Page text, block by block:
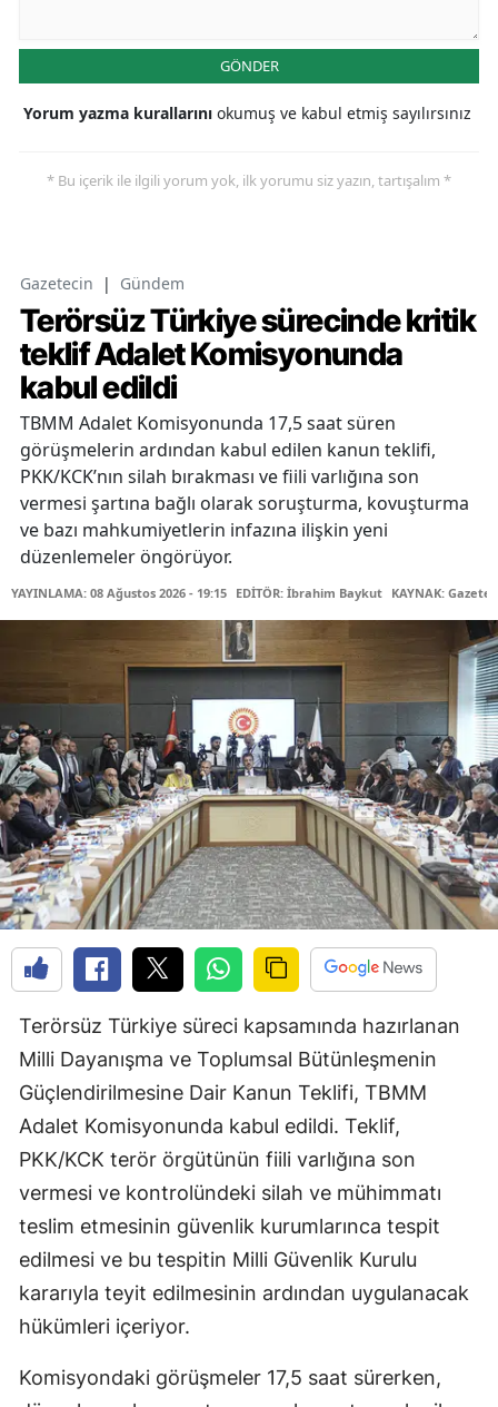
GÖNDER
Yorum yazma kurallarını okumuş ve kabul etmiş sayılırsınız
* Bu içerik ile ilgili yorum yok, ilk yorumu siz yazın, tartışalım *
Gazetecin | Gündem
Terörsüz Türkiye sürecinde kritik
teklif Adalet Komisyonunda
kabul edildi
TBMM Adalet Komisyonunda 17,5 saat süren
görüşmelerin ardından kabul edilen kanun teklifi,
PKK/KCK’nın silah bırakması ve fiili varlığına son
vermesi şartına bağlı olarak soruşturma, kovuşturma
ve bazı mahkumiyetlerin infazına ilişkin yeni
düzenlemeler öngörüyor.
YAYINLAMA: 08 Ağustos 2026 - 19:15 EDİTÖR: İbrahim Baykut KAYNAK:
Terörsüz Türkiye süreci kapsamında hazırlanan
Milli Dayanışma ve Toplumsal Bütünleşmenin
Güçlendirilmesine Dair Kanun Teklifi, TBMM
Adalet Komisyonunda kabul edildi. Teklif,
PKK/KCK terör örgütünün fiili varlığına son
vermesi ve kontrolündeki silah ve mühimmatı
teslim etmesinin güvenlik kurumlarınca tespit
edilmesi ve bu tespitin Milli Güvenlik Kurulu
kararıyla teyit edilmesinin ardından uygulanacak
hükümleri içeriyor.
Komisyondaki görüşmeler 17,5 saat sürerken,